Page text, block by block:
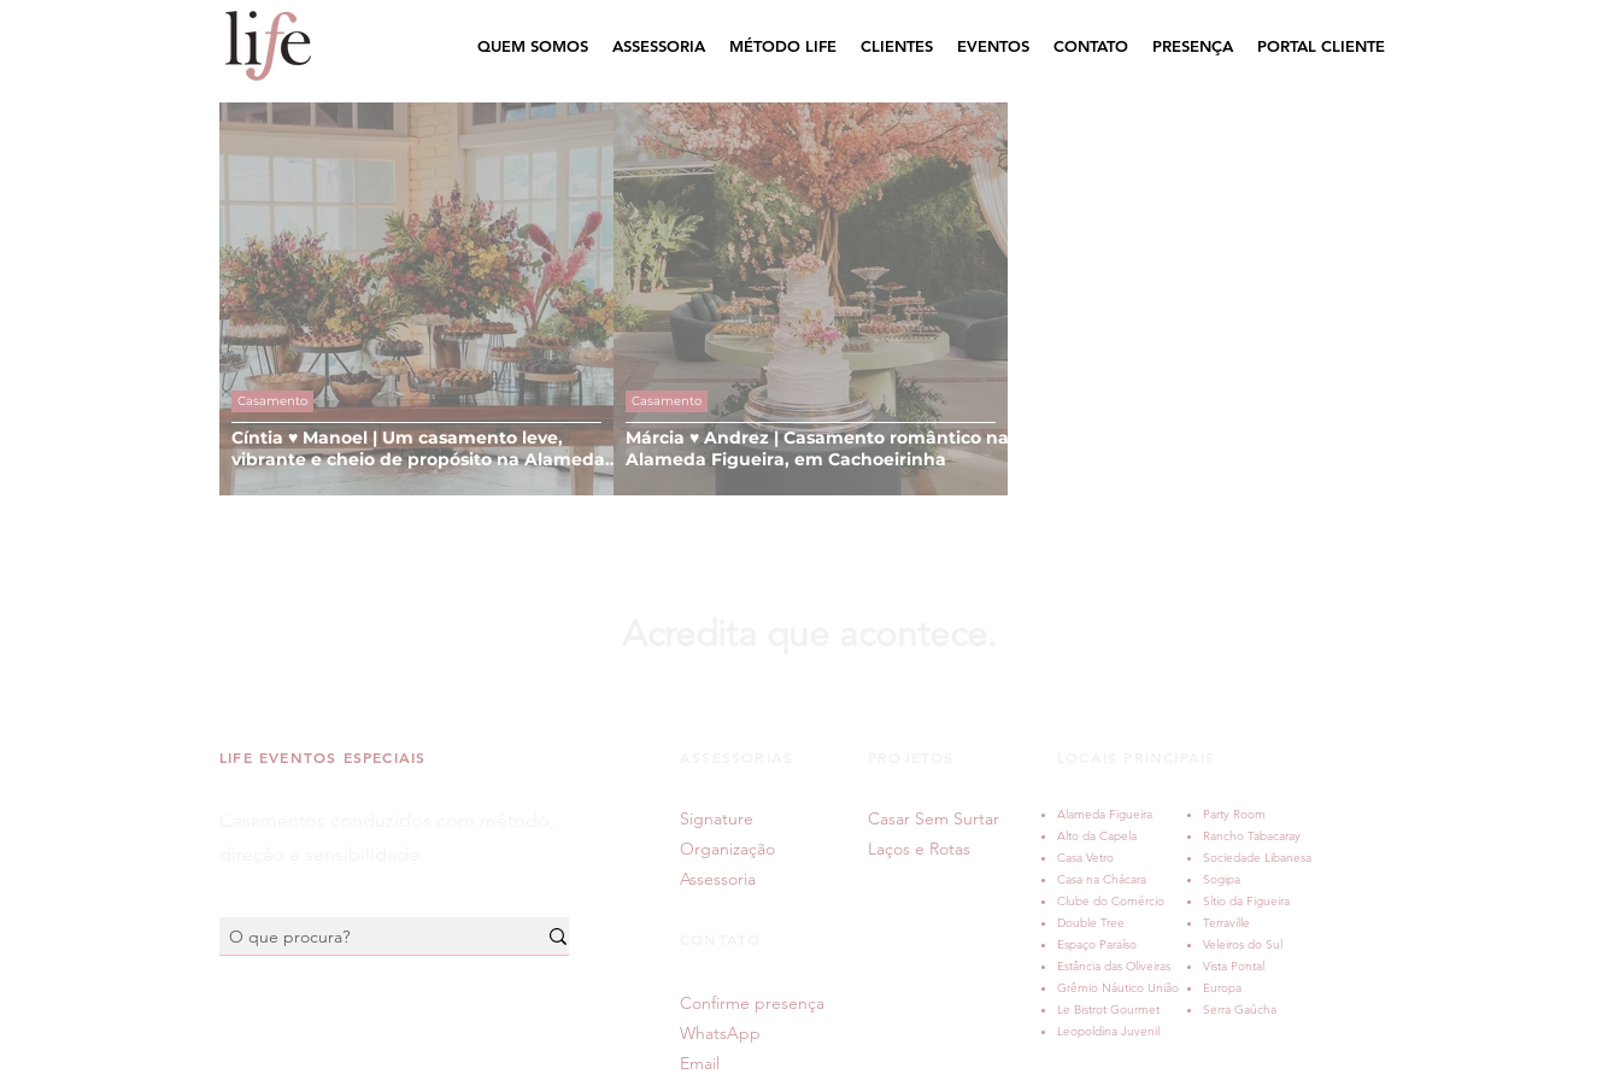
QUEM SOMOS ASSESSORIA MÉTODO LIFE CLIENTES EVENTOS CONTATO PRESENÇA PORTAL CLIENTE
Cíntia ♥ Manoel | Um casamento leve,
vibrante e cheio de propósito na Alameda
Figueira, em Cachoeirinha
Casamento
Márcia ♥ Andrez | Casamento romântico na
Alameda Figueira, em Cachoeirinha
Casamento
LIFE EVENTOS ESPECIAIS
Signature
Organização
Assessoria
Casar Sem Surtar
Laços e Rotas
Confirme presença
WhatsApp
Email
Alameda Figueira
Alto da Capela
Casa Vetro
Casa na Chácara
Clube do Comércio
Double Tree
Espaço Paraíso
Estância das Oliveiras
Grêmio Náutico União
Le Bistrot Gourmet
Leopoldina Juvenil
Party Room
Rancho Tabacaray
Sociedade Libanesa
Sogipa
Sítio da Figueira
Terraville
Veleiros do Sul
Vista Pontal
Europa
Serra Gaúcha